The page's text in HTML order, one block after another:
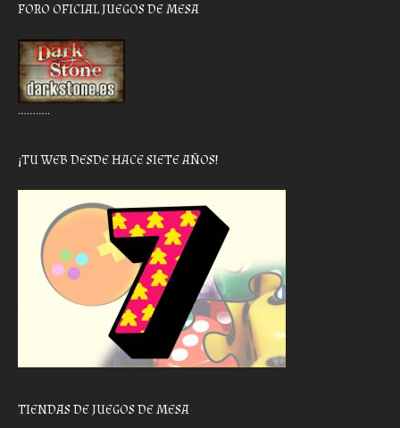
FORO OFICIAL JUEGOS DE MESA
………..
¡TU WEB DESDE HACE SIETE AÑOS!
TIENDAS DE JUEGOS DE MESA